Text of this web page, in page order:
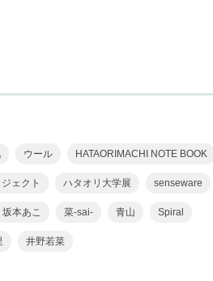
ウール HATAORIMACHI NOTE BOOK
ェクト ハタオリ大学展 senseware
坂本あこ 菜-sai- 青山 Spiral
井野若菜